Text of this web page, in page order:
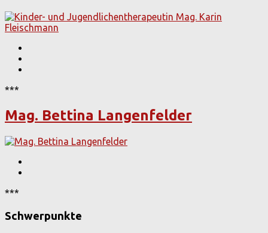
***
Mag. Bettina Langenfelder
***
Schwerpunkte